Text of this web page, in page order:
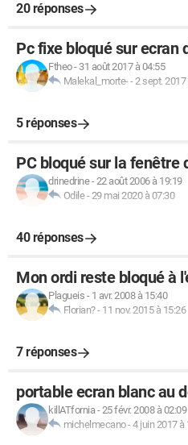
20 réponses
Pc fixe bloqué sur ecran
Ftheo- 31 août 2017 à 04:55
Malekal_morte--2 sept. 2017
5 réponses
PC bloqué sur la fenêtre
drinedrine-22 août 2006 à 19:19
Odile-29 mai 2020 à 07:30
40 réponses
Mon ordi reste bloqué à
Plagueis - 1 avr. 2008 à 15:40
Florian?- 11 nov. 2015 à 15:26
7 réponses
portable ecran blanc au
killATfornia-25 févr. 2008 à 02:09
michelmecano-4 juin 2017 à